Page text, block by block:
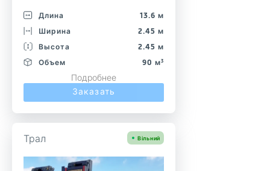
Длина
13.6 м
Ширина
2.45 м
Высота
2.45 м
Объем
90 м³
Подробнее
Заказать
Трал Вільний